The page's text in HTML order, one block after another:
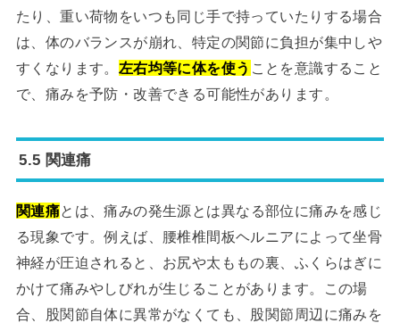
たり、重い荷物をいつも同じ手で持っていたりする場合
は、体のバランスが崩れ、特定の関節に負担が集中しや
すくなります。 左右均等に体を使う ことを意識すること
で、痛みを予防・改善できる可能性があります。
5.5 関連痛
関連痛とは、痛みの発生源とは異なる部位に痛みを感じ
る現象です。例えば、腰椎椎間板ヘルニアによって坐骨
神経が圧迫されると、お尻や太ももの裏、ふくらはぎに
かけて痛みやしびれが生じることがあります。この場
合、股関節自体に異常がなくても、股関節周辺に痛みを